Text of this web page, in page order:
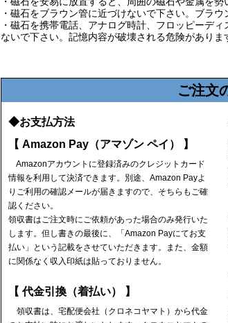
・磁石をブラウン管に近づけないで下さい。ブラウ
・磁石を携帯電話、アナログ時計、フロッピーデ
ないで下さい。記憶内容が破壊される危険がありま
ご注文
◆お支払方法
【 Amazon Pay（アマゾン ペイ） 】
Amazonアカウントに登録済みのクレジットカード
情報を利用して決済できます。別途、Amazon Payよ
りご利用の確認メールが届きますので、そちらもご確
認ください。
領収書はご注文時にご依頼があった場合のみ発行いた
します。但し書きの最後に、「Amazon Payにてお支
払い」という記載をさせていただきます。また、金額
に関係なく収入印紙は貼っておりません。
【 代金引換（着払い） 】
領収書は、宅配便会社（クロネコヤマト）から代金